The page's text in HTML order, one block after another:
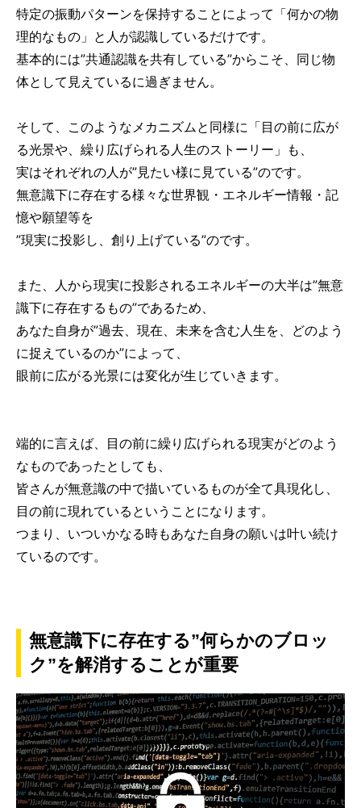
特定の振動パターンを保持することによって「何かの物
理的なもの」と人が認識しているだけです。
基本的には”共通認識を共有している”からこそ、同じ物
体として見えているに過ぎません。
そして、このようなメカニズムと同様に「目の前に広が
る光景や、繰り広げられる人生のストーリー」も、
実はそれぞれの人が”見たい様に見ている”のです。
無意識下に存在する様々な世界観・エネルギー情報・記
憶や願望等を
”現実に投影し、創り上げている”のです。
また、人から現実に投影されるエネルギーの大半は”無意
識下に存在するもの”であるため、
あなた自身が”過去、現在、未来を含む人生を、どのよう
に捉えているのか”によって、
眼前に広がる光景には変化が生じていきます。
端的に言えば、目の前に繰り広げられる現実がどのよう
なものであったとしても、
皆さんが無意識の中で描いているものが全て具現化し、
目の前に現れているということになります。
つまり、いついかなる時もあなた自身の願いは叶い続け
ているのです。
無意識下に存在する”何らかのブロッ
ク”を解消することが重要